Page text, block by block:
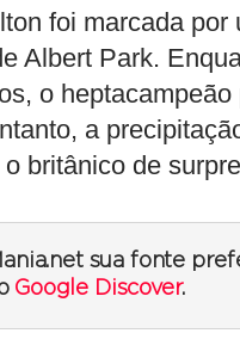
foi marcada
Albert Park.
o
a
britânico de
sua fonte
Google Discover.